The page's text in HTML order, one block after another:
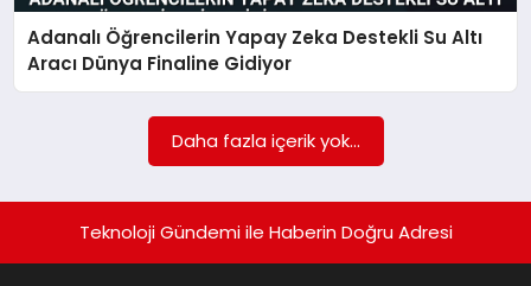
SAĞLIK
YAŞAM
Adanalı Öğrencilerin Yapay Zeka Destekli Su Altı
Aracı Dünya Finaline Gidiyor
Daha fazla içerik yok...
Teknoloji Gündemi ile Haberin Doğru Adresi